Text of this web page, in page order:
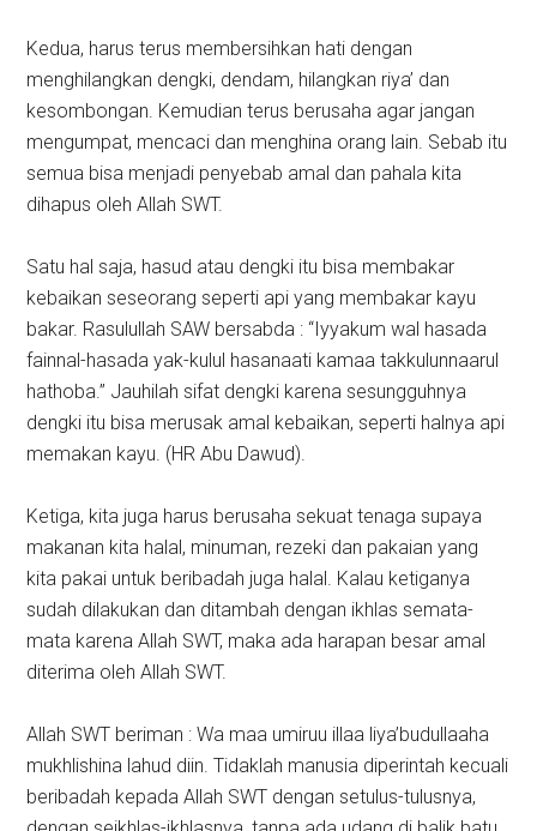
Kedua, harus terus membersihkan hati dengan
menghilangkan dengki, dendam, hilangkan riya’ dan
kesombongan. Kemudian terus berusaha agar jangan
mengumpat, mencaci dan menghina orang lain. Sebab itu
semua bisa menjadi penyebab amal dan pahala kita
dihapus oleh Allah SWT.
Satu hal saja, hasud atau dengki itu bisa membakar
kebaikan seseorang seperti api yang membakar kayu
bakar. Rasulullah SAW bersabda : “Iyyakum wal hasada
fainnal-hasada yak-kulul hasanaati kamaa takkulunnaarul
hathoba.” Jauhilah sifat dengki karena sesungguhnya
dengki itu bisa merusak amal kebaikan, seperti halnya api
memakan kayu. (HR Abu Dawud).
Ketiga, kita juga harus berusaha sekuat tenaga supaya
makanan kita halal, minuman, rezeki dan pakaian yang
kita pakai untuk beribadah juga halal. Kalau ketiganya
sudah dilakukan dan ditambah dengan ikhlas semata-
mata karena Allah SWT, maka ada harapan besar amal
diterima oleh Allah SWT.
Allah SWT beriman : Wa maa umiruu illaa liya’budullaaha
mukhlishina lahud diin. Tidaklah manusia diperintah kecuali
beribadah kepada Allah SWT dengan setulus-tulusnya,